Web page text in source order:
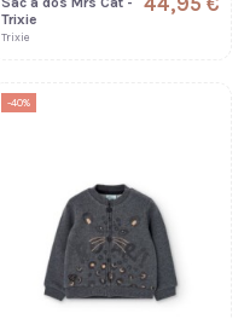
Trixie
Trixie
-40%